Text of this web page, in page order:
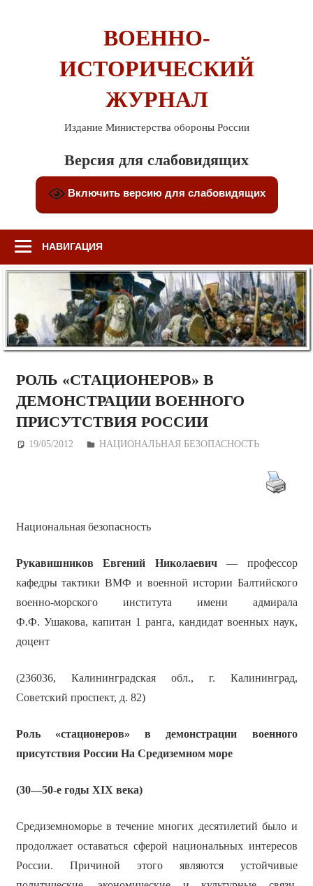
ВОЕННО-
ИСТОРИЧЕСКИЙ
ЖУРНАЛ
Издание Министерства обороны России
Версия для слабовидящих
Включить версию для слабовидящих
НАВИГАЦИЯ
РОЛЬ «СТАЦИОНЕРОВ» В
ДЕМОНСТРАЦИИ ВОЕННОГО
ПРИСУТСТВИЯ РОССИИ
19/05/2012 Дежурный по Редакции
НАЦИОНАЛЬНАЯ БЕЗОПАСНОСТЬ
Национальная безопасность
Рукавишников Евгений Николаевич— профессор
кафедры тактики ВМФ и военной истории Балтийского
военно-морского института имени адмирала
Ф.Ф. Ушакова, капитан 1 ранга, кандидат военных наук,
доцент
(236036, Калининградская обл., г. Калининград,
Советский проспект, д. 82)
Роль «стационеров» в демонстрации военного
присутствия России На Средиземном море
(30—50-е годы ХIХ века)
Средиземноморье в течение многих десятилетий было и
продолжает оставаться сферой национальных интересов
России. Причиной этого являются устойчивые